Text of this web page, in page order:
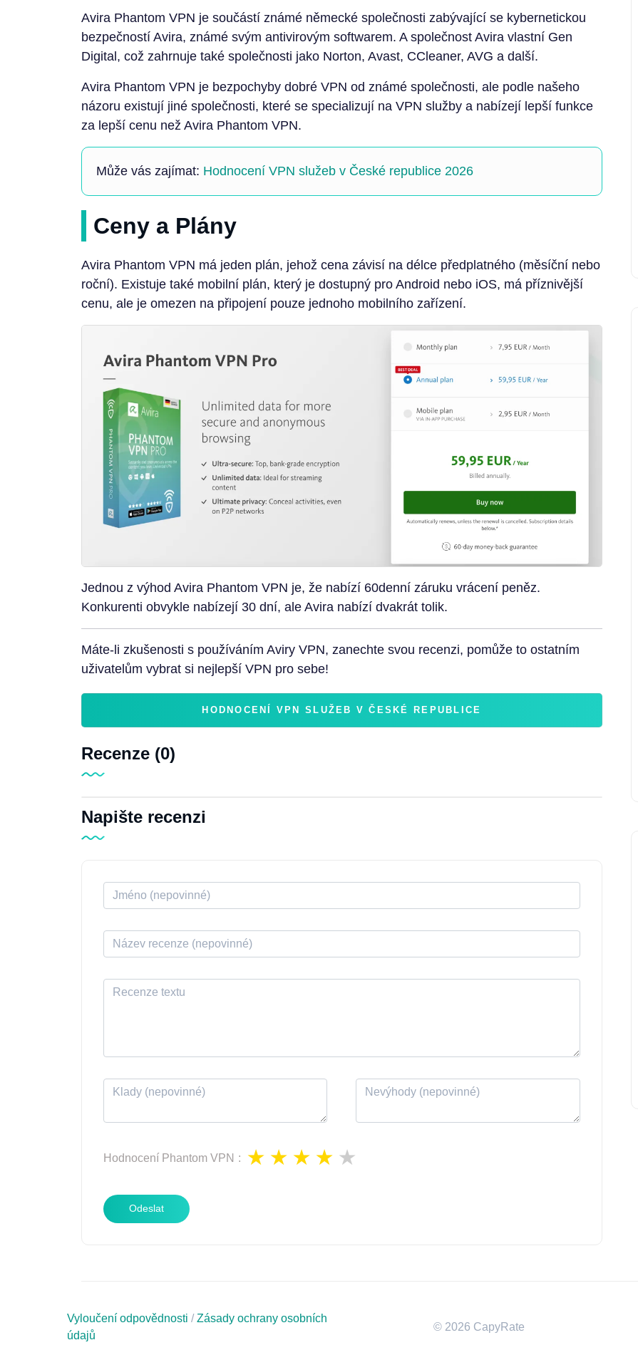
Avira Phantom VPN je součástí známé německé společnosti zabývající se kybernetickou
bezpečností Avira, známé svým antivirovým softwarem. A společnost Avira vlastní Gen
Digital, což zahrnuje také společnosti jako Norton, Avast, CCleaner, AVG a další.
Avira Phantom VPN je bezpochyby dobré VPN od známé společnosti, ale podle našeho
názoru existují jiné společnosti, které se specializují na VPN služby a nabízejí lepší funkce
za lepší cenu než Avira Phantom VPN.
Může vás zajímat: Hodnocení VPN služeb v České republice 2026
Ceny a Plány
Avira Phantom VPN má jeden plán, jehož cena závisí na délce předplatného (měsíční nebo
roční). Existuje také mobilní plán, který je dostupný pro Android nebo iOS, má příznivější
cenu, ale je omezen na připojení pouze jednoho mobilního zařízení.
Jednou z výhod Avira Phantom VPN je, že nabízí 60denní záruku vrácení peněz.
Konkurenti obvykle nabízejí 30 dní, ale Avira nabízí dvakrát tolik.
Máte-li zkušenosti s používáním Aviry VPN, zanechte svou recenzi, pomůže to ostatním
uživatelům vybrat si nejlepší VPN pro sebe!
HODNOCENÍ VPN SLUŽEB V ČESKÉ REPUBLICE
Recenze (0)
Napište recenzi
Hodnocení Phantom VPN :
Odeslat
Vyloučení odpovědnosti /Zásady ochrany osobních
údajů
© 2026 CapyRate